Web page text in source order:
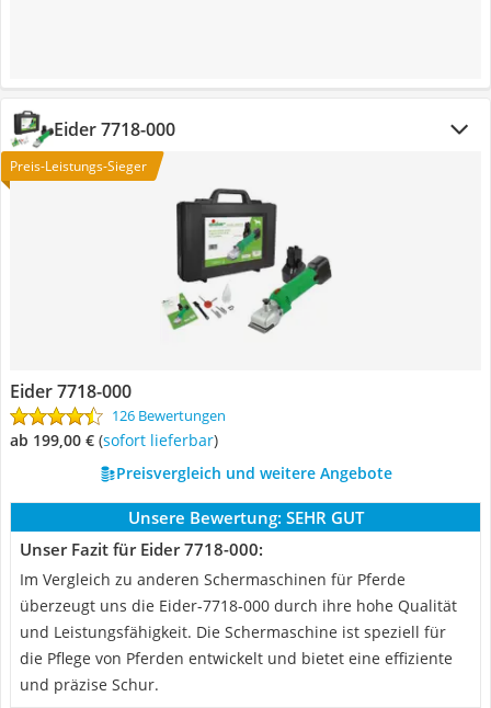
Eider 7718-000
Preis-Leistungs-Sieger
Eider 7718-000
126 Bewertungen
ab 199,00 € ( Sofort lieferbar)
Preisvergleich und weitere Angebote
Unsere Bewertung: SEHR GUT
Unser Fazit für Eider 7718-000:
Im Vergleich zu anderen Schermaschinen für Pferde
überzeugt uns die Eider-7718-000 durch ihre hohe Qualität
und Leistungsfähigkeit. Die Schermaschine ist speziell für
die Pflege von Pferden entwickelt und bietet eine effiziente
und präzise Schur.